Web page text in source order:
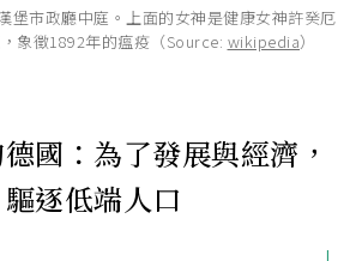
堡市政廳中庭。上面的女神是健康女神許癸厄
象徵1892年的瘟疫（Source: wikipedia）
國：為了發展與經濟，
驅逐低端人口